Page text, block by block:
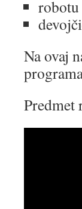
Na ovaj
Predmet